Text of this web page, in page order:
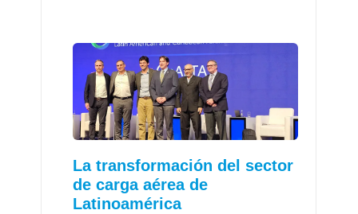
La transformación del sector
de carga aérea de
Latinoamérica